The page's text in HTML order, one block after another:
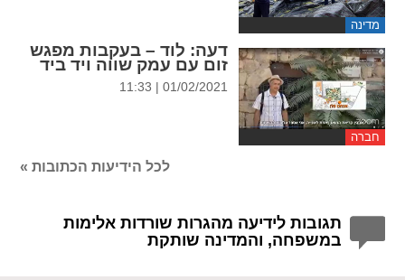
מדינה
חברה
דעה: לוד – בעקבות מפגש
זום עם עמק שווה ויד ביד
01/02/2021 | 11:33
לכל הידיעות הכתובות »
תגובות לידיעה מהגרות שורדות אלימות
במשפחה, והמדינה שותקת